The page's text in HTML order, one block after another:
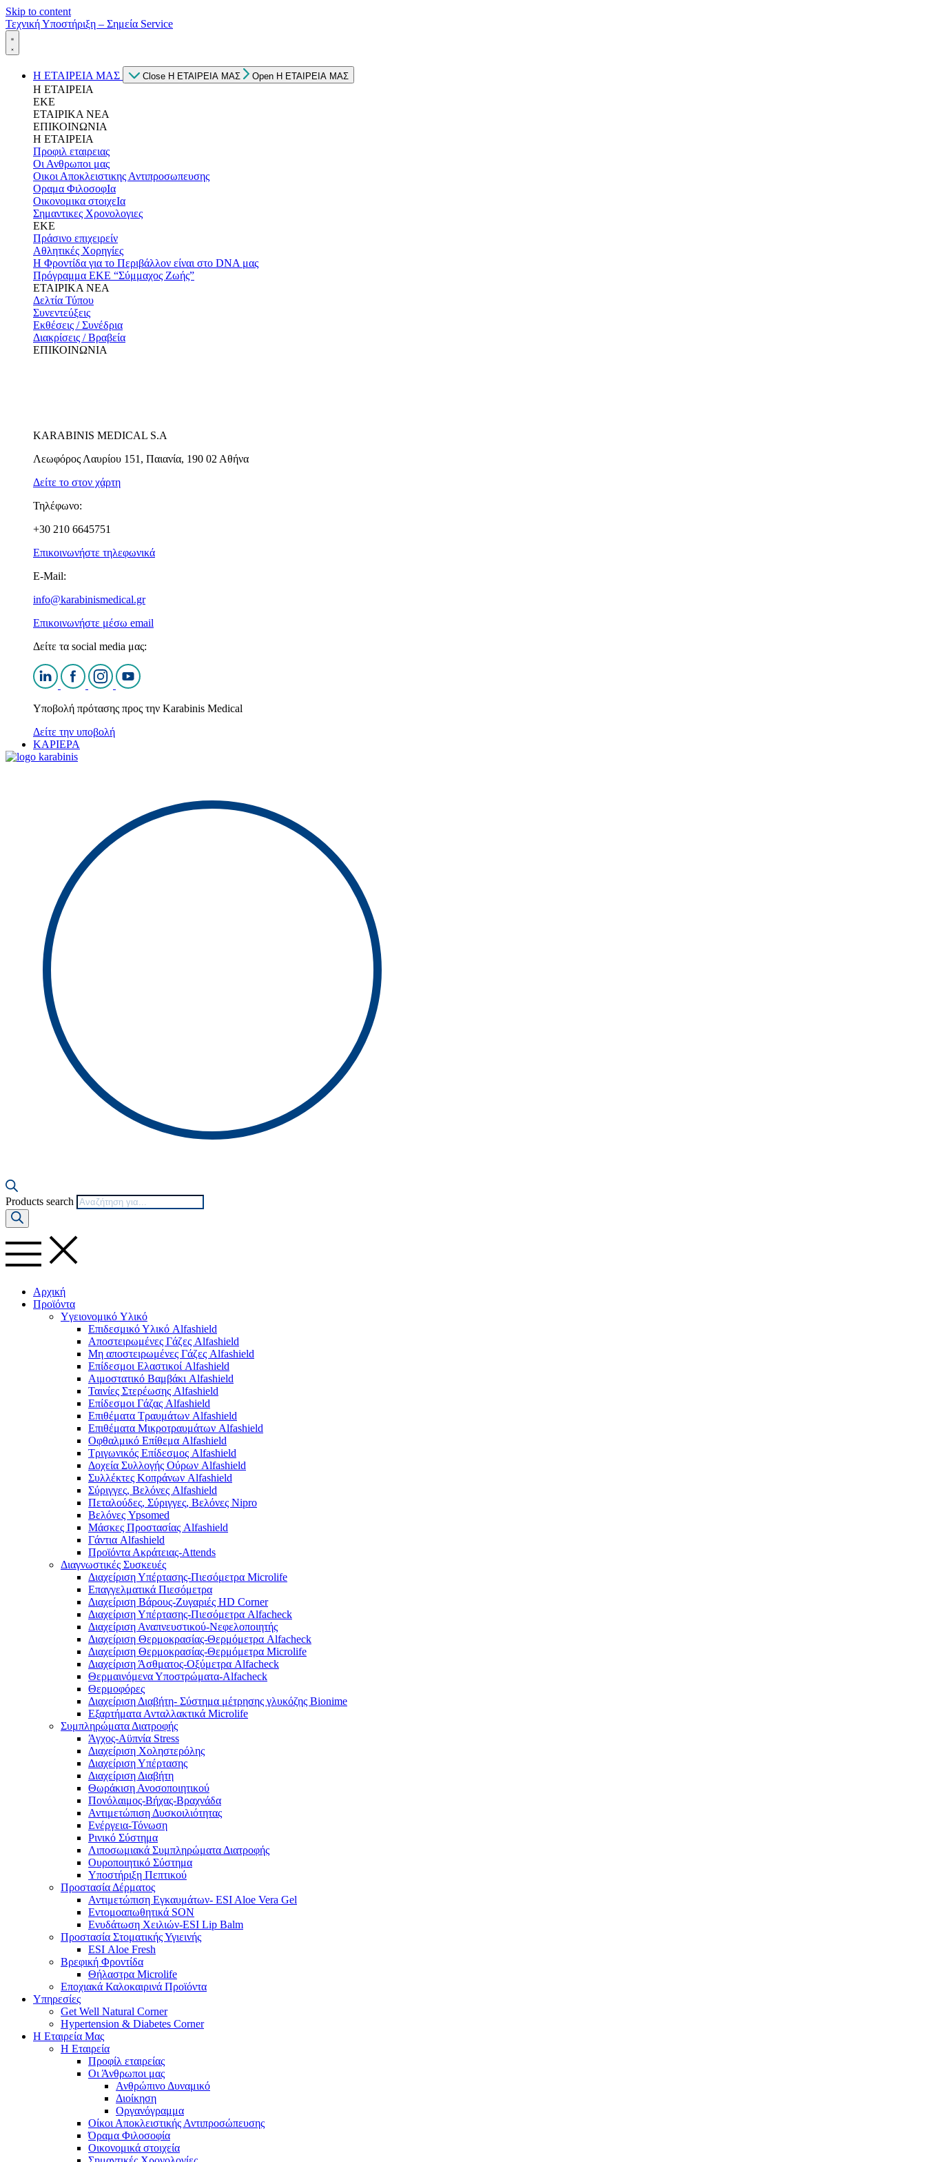
Skip to content
Τεχνική Υποστήριξη – Σημεία Service
Η ΕΤΑΙΡΕΙΑ ΜΑΣ Close Η ΕΤΑΙΡΕΙΑ ΜΑΣ Open Η ΕΤΑΙΡΕΙΑ ΜΑΣ
Η ΕΤΑΙΡΕΙΑ
ΕΚΕ
ΕΤΑΙΡΙΚΑ ΝΕΑ
ΕΠΙΚΟΙΝΩΝΙΑ
Η ΕΤΑΙΡΕΙΑ
Προφιλ εταιρειας
Οι Ανθρωποι μας
Οικοι Αποκλειστικης Αντιπροσωπευσης
Οραμα ΦιλοσοφΙα
Οικονομικα στοιχεΙα
Σημαντικες Χρονολογιες
ΕΚΕ
Πράσινο επιχειρείν
Αθλητικές Χορηγίες
Η Φροντίδα για το Περιβάλλον είναι στο DNA μας
Πρόγραμμα ΕΚΕ “Σύμμαχος Ζωής”
ΕΤΑΙΡΙΚΑ ΝΕΑ
Δελτία Τύπου
Συνεντεύξεις
Εκθέσεις / Συνέδρια
Διακρίσεις / Βραβεία
ΕΠΙΚΟΙΝΩΝΙΑ
KARABINIS MEDICAL S.A
Λεωφόρος Λαυρίου 151, Παιανία, 190 02 Αθήνα
Δείτε το στον χάρτη
Τηλέφωνο:
+30 210 6645751
Επικοινωνήστε τηλεφωνικά
E-Mail:
info@karabinismedical.gr
Επικοινωνήστε μέσω email
Δείτε τα social media μας:
Υποβολή πρότασης προς την Karabinis Medical
Δείτε την υποβολή
ΚΑΡΙΕΡΑ
Products search
Αρχική
Προϊόντα
Yγειονομικό Yλικό
Επιδεσμικό Υλικό Alfashield
Αποστειρωμένες Γάζες Alfashield
Μη αποστειρωμένες Γάζες Alfashield
Επίδεσμοι Ελαστικοί Alfashield
Αιμοστατικό Βαμβάκι Alfashield
Ταινίες Στερέωσης Alfashield
Επίδεσμοι Γάζας Alfashield
Επιθέματα Τραυμάτων Alfashield
Επιθέματα Μικροτραυμάτων Alfashield
Οφθαλμικό Eπίθεμα Alfashield
Τριγωνικός Επίδεσμος Alfashield
Δοχεία Συλλογής Ούρων Alfashield
Συλλέκτες Κοπράνων Alfashield
Σύριγγες, Βελόνες Alfashield
Πεταλούδες, Σύριγγες, Βελόνες Nipro
Βελόνες Ypsomed
Μάσκες Προστασίας Alfashield
Γάντια Alfashield
Προϊόντα Ακράτειας-Attends
Διαγνωστικές Συσκευές
Διαχείριση Υπέρτασης-Πιεσόμετρα Microlife
Επαγγελματικά Πιεσόμετρα
Διαχείριση Βάρους-Ζυγαριές HD Corner
Διαχείριση Υπέρτασης-Πιεσόμετρα Alfacheck
Διαχείριση Αναπνευστικού-Νεφελοποιητής
Διαχείριση Θερμοκρασίας-Θερμόμετρα Alfacheck
Διαχείριση Θερμοκρασίας-Θερμόμετρα Microlife
Διαχείριση Άσθματος-Οξύμετρα Alfacheck
Θερμαινόμενα Υποστρώματα-Alfacheck
Θερμοφόρες
Διαχείριση Διαβήτη- Σύστημα μέτρησης γλυκόζης Bionime
Εξαρτήματα Ανταλλακτικά Microlife
Συμπληρώματα Διατροφής
Άγχος-Αϋπνία Stress
Διαχείριση Χοληστερόλης
Διαχείριση Υπέρτασης
Διαχείριση Διαβήτη
Θωράκιση Ανοσοποιητικού
Πονόλαιμος-Βήχας-Βραχνάδα
Αντιμετώπιση Δυσκοιλιότητας
Eνέργεια-Τόνωση
Ρινικό Σύστημα
Λιποσωμιακά Συμπληρώματα Διατροφής
Ουροποιητικό Σύστημα
Υποστήριξη Πεπτικού
Προστασία Δέρματος
Αντιμετώπιση Εγκαυμάτων- ESI Aloe Vera Gel
Εντομοαπωθητικά SON
Ενυδάτωση Χειλιών-ESI Lip Balm
Προστασία Στοματικής Υγιεινής
ESI Αloe Fresh
Βρεφική Φροντίδα
Θήλαστρα Microlife
Εποχιακά Καλοκαιρινά Προϊόντα
Υπηρεσίες
Get Well Natural Corner
Hypertension & Diabetes Corner
Η Εταιρεία Μας
Η Εταιρεία
Προφίλ εταιρείας
Οι Άνθρωποι μας
Ανθρώπινο Δυναμικό
Διοίκηση
Οργανόγραμμα
Οίκοι Αποκλειστικής Αντιπροσώπευσης
Όραμα Φιλοσοφία
Οικονομικά στοιχεία